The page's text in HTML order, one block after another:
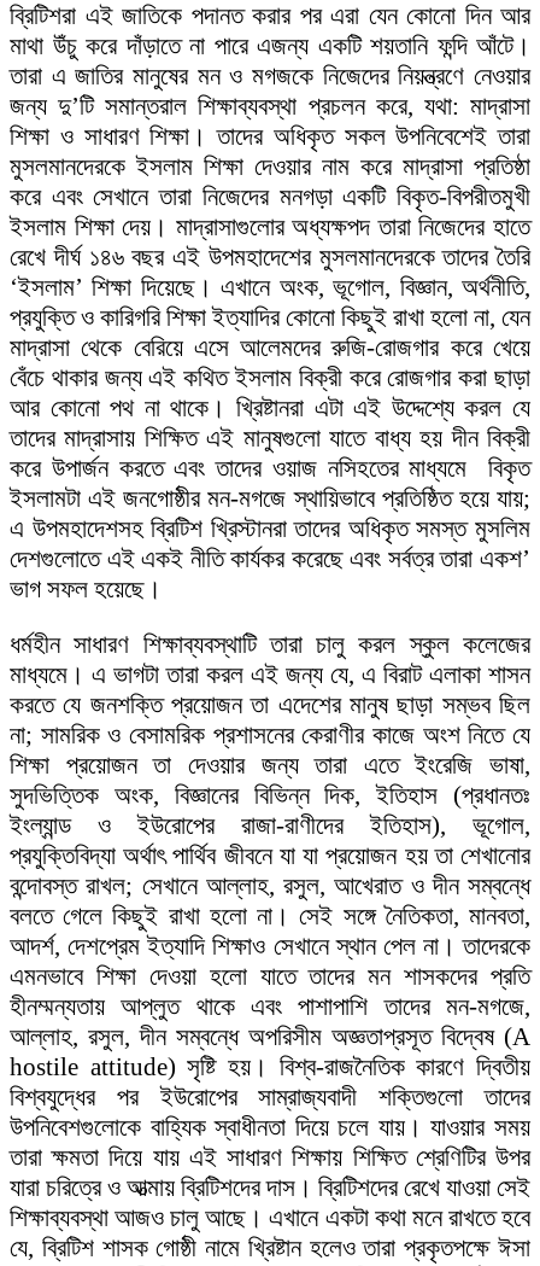
ব্রিটিশরা এই জাতিকে পদানত করার পর এরা যেন কোনো দিন আর
মাথা উঁচু করে দাঁড়াতে না পারে এজন্য একটি শয়তানি ফন্দি আঁটে।
তারা এ জাতির মানুষের মন ও মগজকে নিজেদের নিয়ন্ত্রণে নেওয়ার
জন্য দু’টি সমান্তরাল শিক্ষাব্যবস্থা প্রচলন করে, যথা: মাদ্রাসা
শিক্ষা ও সাধারণ শিক্ষা। তাদের অধিকৃত সকল উপনিবেশেই তারা
মুসলমানদেরকে ইসলাম শিক্ষা দেওয়ার নাম করে মাদ্রাসা প্রতিষ্ঠা
করে এবং সেখানে তারা নিজেদের মনগড়া একটি বিকৃত-বিপরীতমুখী
ইসলাম শিক্ষা দেয়। মাদ্রাসাগুলোর অধ্যক্ষপদ তারা নিজেদের হাতে
রেখে দীর্ঘ ১৪৬ বছর এই উপমহাদেশের মুসলমানদেরকে তাদের তৈরি
‘ইসলাম’ শিক্ষা দিয়েছে। এখানে অংক, ভূগোল, বিজ্ঞান, অর্থনীতি,
প্রযুক্তি ও কারিগরি শিক্ষা ইত্যাদির কোনো কিছুই রাখা হলো না, যেন
মাদ্রাসা থেকে বেরিয়ে এসে আলেমদের রুজি-রোজগার করে খেয়ে
বেঁচে থাকার জন্য এই কথিত ইসলাম বিক্রী করে রোজগার করা ছাড়া
আর কোনো পথ না থাকে। খ্রিষ্টানরা এটা এই উদ্দেশ্যে করল যে
তাদের মাদ্রাসায় শিক্ষিত এই মানুষগুলো যাতে বাধ্য হয় দীন বিক্রী
করে উপার্জন করতে এবং তাদের ওয়াজ নসিহতের মাধ্যমে বিকৃত
ইসলামটা এই জনগোষ্ঠীর মন-মগজে স্থায়িভাবে প্রতিষ্ঠিত হয়ে যায়;
এ উপমহাদেশসহ ব্রিটিশ খ্রিস্টানরা তাদের অধিকৃত সমস্ত মুসলিম
দেশগুলোতে এই একই নীতি কার্যকর করেছে এবং সর্বত্র তারা একশ’
ভাগ সফল হয়েছে।
ধর্মহীন সাধারণ শিক্ষাব্যবস্থাটি তারা চালু করল স্কুল কলেজের
মাধ্যমে। এ ভাগটা তারা করল এই জন্য যে, এ বিরাট এলাকা শাসন
করতে যে জনশক্তি প্রয়োজন তা এদেশের মানুষ ছাড়া সম্ভব ছিল
না; সামরিক ও বেসামরিক প্রশাসনের কেরাণীর কাজে অংশ নিতে যে
শিক্ষা প্রয়োজন তা দেওয়ার জন্য তারা এতে ইংরেজি ভাষা,
সুদভিত্তিক অংক, বিজ্ঞানের বিভিন্ন দিক, ইতিহাস (প্রধানতঃ
ইংল্যান্ড ও ইউরোপের রাজা-রাণীদের ইতিহাস), ভূগোল,
প্রযুক্তিবিদ্যা অর্থাৎ পার্থিব জীবনে যা যা প্রয়োজন হয় তা শেখানোর
বন্দোবস্ত রাখল; সেখানে আল্লাহ, রসুল, আখেরাত ও দীন সম্বন্ধে
বলতে গেলে কিছুই রাখা হলো না। সেই সঙ্গে নৈতিকতা, মানবতা,
আদর্শ, দেশপ্রেম ইত্যাদি শিক্ষাও সেখানে স্থান পেল না। তাদেরকে
এমনভাবে শিক্ষা দেওয়া হলো যাতে তাদের মন শাসকদের প্রতি
হীনম্মন্যতায় আপ্লুত থাকে এবং পাশাপাশি তাদের মন-মগজে,
আল্লাহ, রসুল, দীন সম্বন্ধে অপরিসীম অজ্ঞতাপ্রসূত বিদ্বেষ (A
hostile attitude) সৃষ্টি হয়। বিশ্ব-রাজনৈতিক কারণে দ্বিতীয়
বিশ্বযুদ্ধের পর ইউরোপের সাম্রাজ্যবাদী শক্তিগুলো তাদের
উপনিবেশগুলোকে বাহ্যিক স্বাধীনতা দিয়ে চলে যায়। যাওয়ার সময়
তারা ক্ষমতা দিয়ে যায় এই সাধারণ শিক্ষায় শিক্ষিত শ্রেণিটির উপর
যারা চরিত্রে ও আত্মায় ব্রিটিশদের দাস। ব্রিটিশদের রেখে যাওয়া সেই
শিক্ষাব্যবস্থা আজও চালু আছে। এখানে একটা কথা মনে রাখতে হবে
যে, ব্রিটিশ শাসক গোষ্ঠী নামে খ্রিষ্টান হলেও তারা প্রকৃতপক্ষে ঈসা